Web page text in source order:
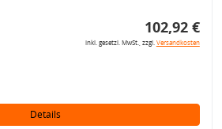
102,92 €
inkl. gesetzl. MwSt., zzgl.Versandkosten
Details